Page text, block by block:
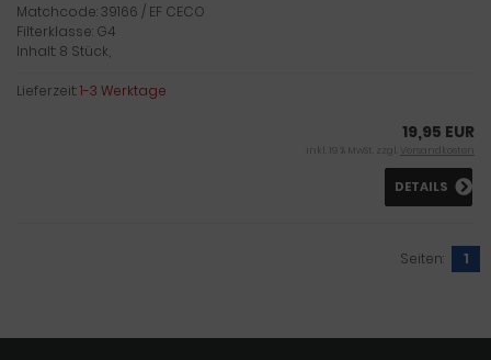
Matchcode: 39166 / EF CECO
Filterklasse: G4
Inhalt: 8 Stück,
Lieferzeit:1-3 Werktage
19,95 EUR
inkl. 19 % MwSt. zzgl. Versandkosten
DETAILS
Seiten: 1